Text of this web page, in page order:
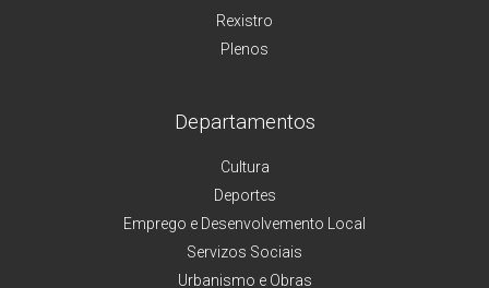
Rexistro
Plenos
Departamentos
Cultura
Deportes
Emprego e Desenvolvemento Local
Servizos Sociais
Urbanismo e Obras